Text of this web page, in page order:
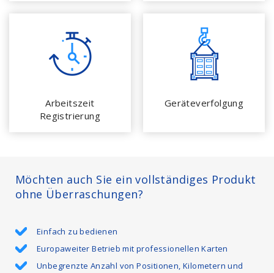
Arbeitszeit
Registrierung
Geräteverfolgung
Möchten auch Sie ein vollständiges Produkt
ohne Überraschungen?
Einfach zu bedienen
Europaweiter Betrieb mit professionellen Karten
Unbegrenzte Anzahl von Positionen, Kilometern und